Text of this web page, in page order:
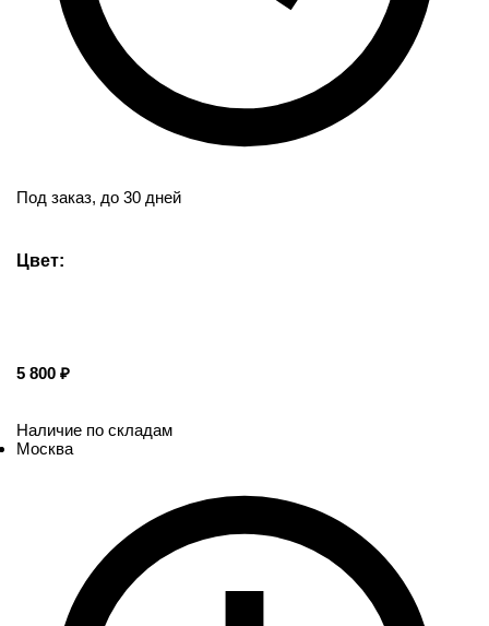
Под заказ, до 30 дней
Цвет:
5 800
Наличие по складам
Москва